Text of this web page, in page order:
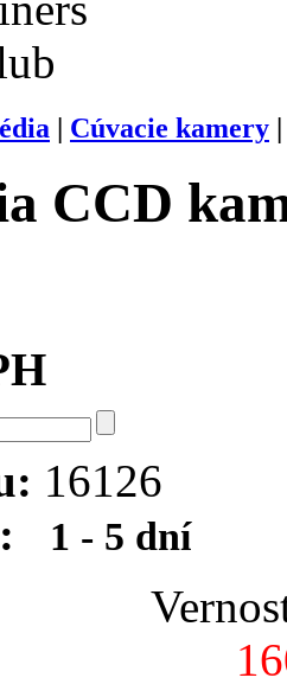
Cúvacie kamery
CCD
16126
1 - 5 dní